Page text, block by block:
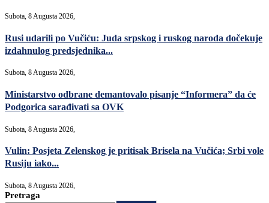
Subota, 8 Augusta 2026,
Rusi udarili po Vučiću: Juda srpskog i ruskog naroda dočekuje
izdahnulog predsjednika...
Subota, 8 Augusta 2026,
Ministarstvo odbrane demantovalo pisanje “Informera” da će
Podgorica sarađivati sa OVK
Subota, 8 Augusta 2026,
Vulin: Posjeta Zelenskog je pritisak Brisela na Vučića; Srbi vole
Rusiju iako...
Subota, 8 Augusta 2026,
Pretraga